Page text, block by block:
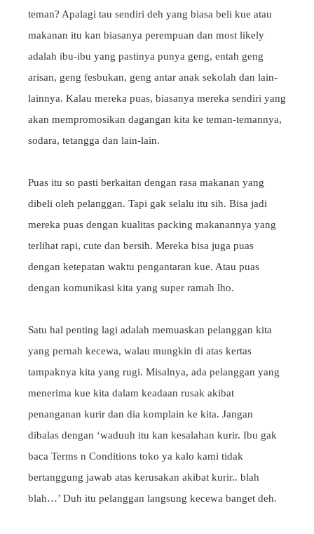
teman? Apalagi tau sendiri deh yang biasa beli kue atau
makanan itu kan biasanya perempuan dan most likely
adalah ibu-ibu yang pastinya punya geng, entah geng
arisan, geng fesbukan, geng antar anak sekolah dan lain-
lainnya. Kalau mereka puas, biasanya mereka sendiri yang
akan mempromosikan dagangan kita ke teman-temannya,
sodara, tetangga dan lain-lain.
Puas itu so pasti berkaitan dengan rasa makanan yang
dibeli oleh pelanggan. Tapi gak selalu itu sih. Bisa jadi
mereka puas dengan kualitas packing makanannya yang
terlihat rapi, cute dan bersih. Mereka bisa juga puas
dengan ketepatan waktu pengantaran kue. Atau puas
dengan komunikasi kita yang super ramah lho.
Satu hal penting lagi adalah memuaskan pelanggan kita
yang pernah kecewa, walau mungkin di atas kertas
tampaknya kita yang rugi. Misalnya, ada pelanggan yang
menerima kue kita dalam keadaan rusak akibat
penanganan kurir dan dia komplain ke kita. Jangan
dibalas dengan ‘waduuh itu kan kesalahan kurir. Ibu gak
baca Terms n Conditions toko ya kalo kami tidak
bertanggung jawab atas kerusakan akibat kurir.. blah
blah…’ Duh itu pelanggan langsung kecewa banget deh.